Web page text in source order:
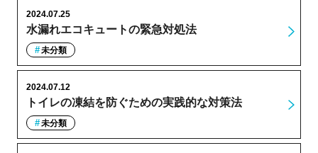
水漏れエコキュートの緊急対処法
2024.07.25
未分類
トイレの凍結を防ぐための実践的な対策法
2024.07.12
未分類